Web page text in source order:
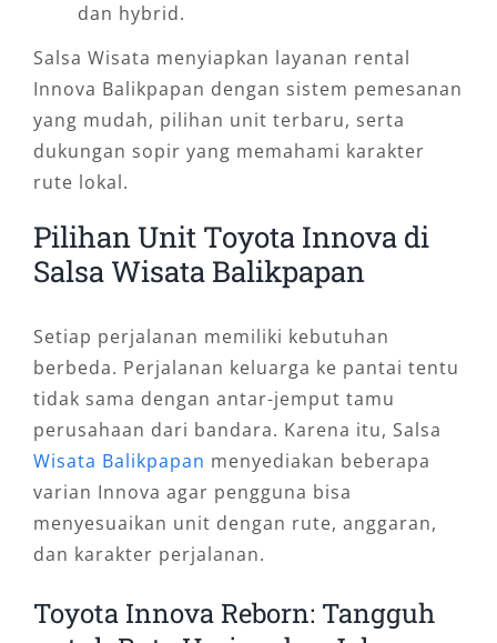
dan hybrid.
Salsa Wisata menyiapkan layanan rental
Innova Balikpapan dengan sistem pemesanan
yang mudah, pilihan unit terbaru, serta
dukungan sopir yang memahami karakter
rute lokal.
Pilihan Unit Toyota Innova di
Salsa Wisata Balikpapan
Setiap perjalanan memiliki kebutuhan
berbeda. Perjalanan keluarga ke pantai tentu
tidak sama dengan antar-jemput tamu
perusahaan dari bandara. Karena itu, Salsa
Wisata Balikpapan menyediakan beberapa
varian Innova agar pengguna bisa
menyesuaikan unit dengan rute, anggaran,
dan karakter perjalanan.
Toyota Innova Reborn: Tangguh